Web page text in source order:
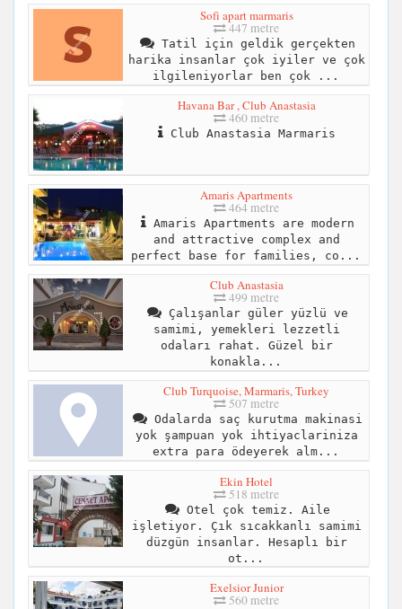
Sofi apart marmaris
447 metre
Tatil için geldik gerçekten
harika insanlar çok iyiler ve çok
ilgileniyorlar ben çok ...
Havana Bar , Club Anastasia
460 metre
Club Anastasia Marmaris
Amaris Apartments
464 metre
Amaris Apartments are modern
and attractive complex and
perfect base for families, co...
Club Anastasia
499 metre
Çalışanlar güler yüzlü ve
samimi, yemekleri lezzetli
odaları rahat. Güzel bir
konakla...
Club Turquoise, Marmaris, Turkey
507 metre
Odalarda saç kurutma makinasi
yok şampuan yok ihtiyaclariniza
extra para ödeyerek alm...
Ekin Hotel
518 metre
Otel çok temiz. Aile
işletiyor. Çık sıcakkanlı samimi
düzgün insanlar. Hesaplı bir
ot...
Exelsior Junior
560 metre